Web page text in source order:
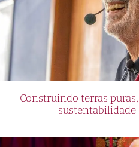
Construindo terras
sustentabilidade